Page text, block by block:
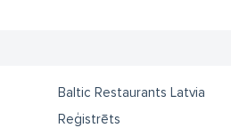
Baltic Restaurants Latvia
Reģistrēts